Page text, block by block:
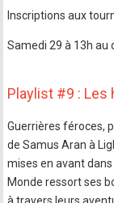
Inscriptions aux
Samedi 29 à 13h au
Playlist #9 : Les
Guerrières féroces,
de Samus Aran à
mises en avant
Monde ressort ses
à travers leurs